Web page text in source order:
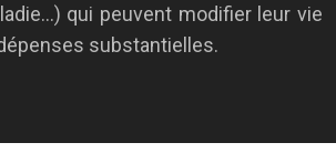
qui peuvent modifier leur vie
substantielles.